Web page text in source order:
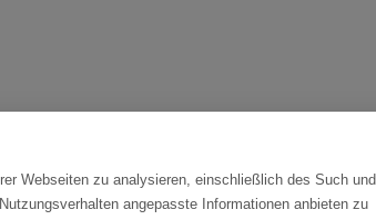
Webseiten zu analysieren, einschließlich des Such und
angepasste Informationen anbieten zu